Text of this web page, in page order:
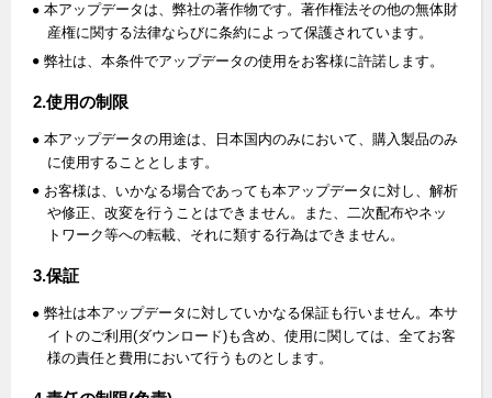
本アップデータは、弊社の著作物です。著作権法その他の無体財
産権に関する法律ならびに条約によって保護されています。
弊社は、本条件でアップデータの使用をお客様に許諾します。
2.使用の制限
本アップデータの用途は、日本国内のみにおいて、購入製品のみ
に使用することとします。
お客様は、いかなる場合であっても本アップデータに対し、解析
や修正、改変を行うことはできません。また、二次配布やネッ
トワーク等への転載、それに類する行為はできません。
3.保証
弊社は本アップデータに対していかなる保証も行いません。本サ
イトのご利用(ダウンロード)も含め、使用に関しては、全てお客
様の責任と費用において行うものとします。